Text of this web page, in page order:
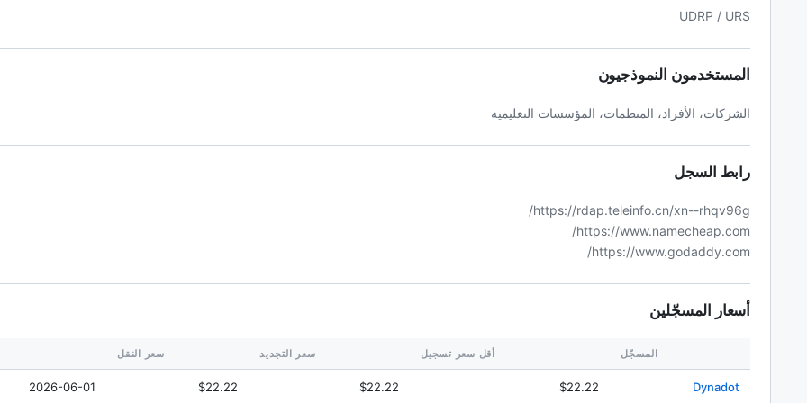
UDRP / URS
المستخدمون النموذجيون
الشركات، الأفراد، المنظمات، المؤسسات التعليمية
رابط السجل
https://rdap.teleinfo.cn/xn--rhqv96g/
https://www.namecheap.com/
https://www.godaddy.com/
أسعار المسجّلين
المسجّل أقل سعر تسجيل سعر التجديد سعر النقل
Dynadot
$22.22
$22.22
$22.22
2026-06-01